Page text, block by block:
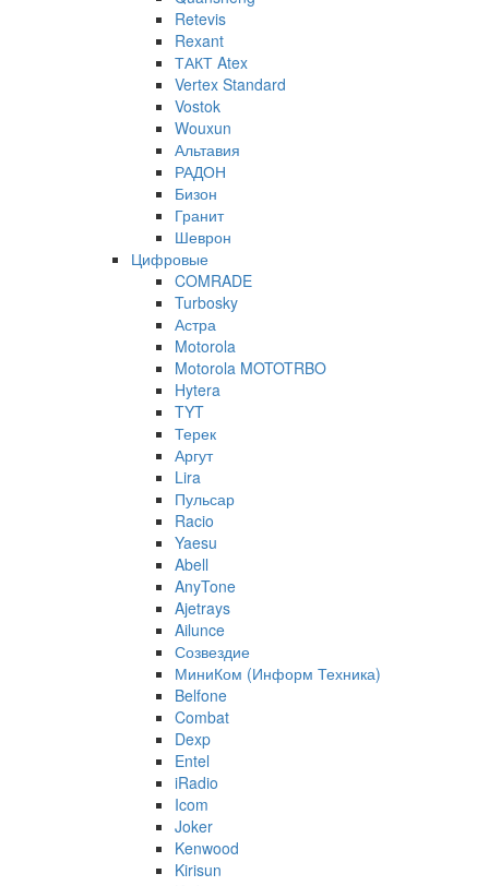
Retevis
Rexant
ТАКТ Atex
Vertex Standard
Vostok
Wouxun
Альтавия
РАДОН
Бизон
Гранит
Шеврон
Цифровые
COMRADE
Turbosky
Астра
Motorola
Motorola MOTOTRBO
Hytera
TYT
Терек
Аргут
Lira
Пульсар
Racio
Yaesu
Abell
AnyTone
Ajetrays
Ailunce
Созвездие
МиниКом (Информ Техника)
Belfone
Combat
Dexp
Entel
iRadio
Icom
Joker
Kenwood
Kirisun